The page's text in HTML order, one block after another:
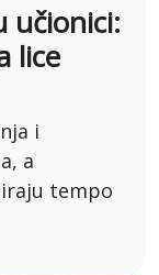
učionici:
lice
i
a
tempo